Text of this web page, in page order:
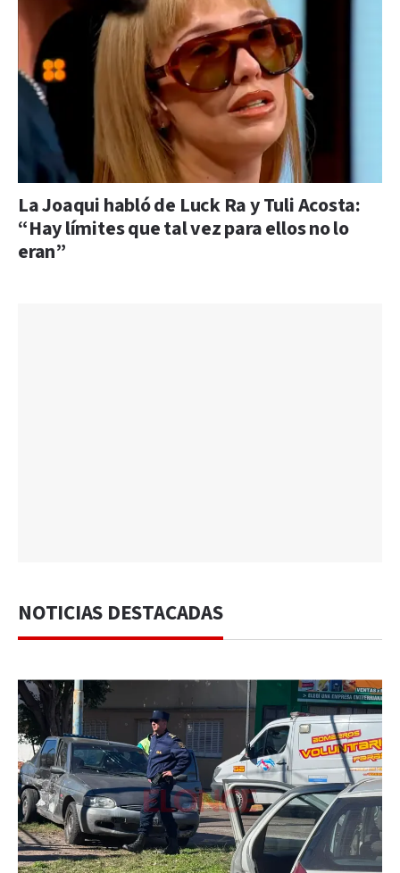
La Joaqui habló de Luck Ra y Tuli Acosta:
“Hay límites que tal vez para ellos no lo
eran”
NOTICIAS DESTACADAS